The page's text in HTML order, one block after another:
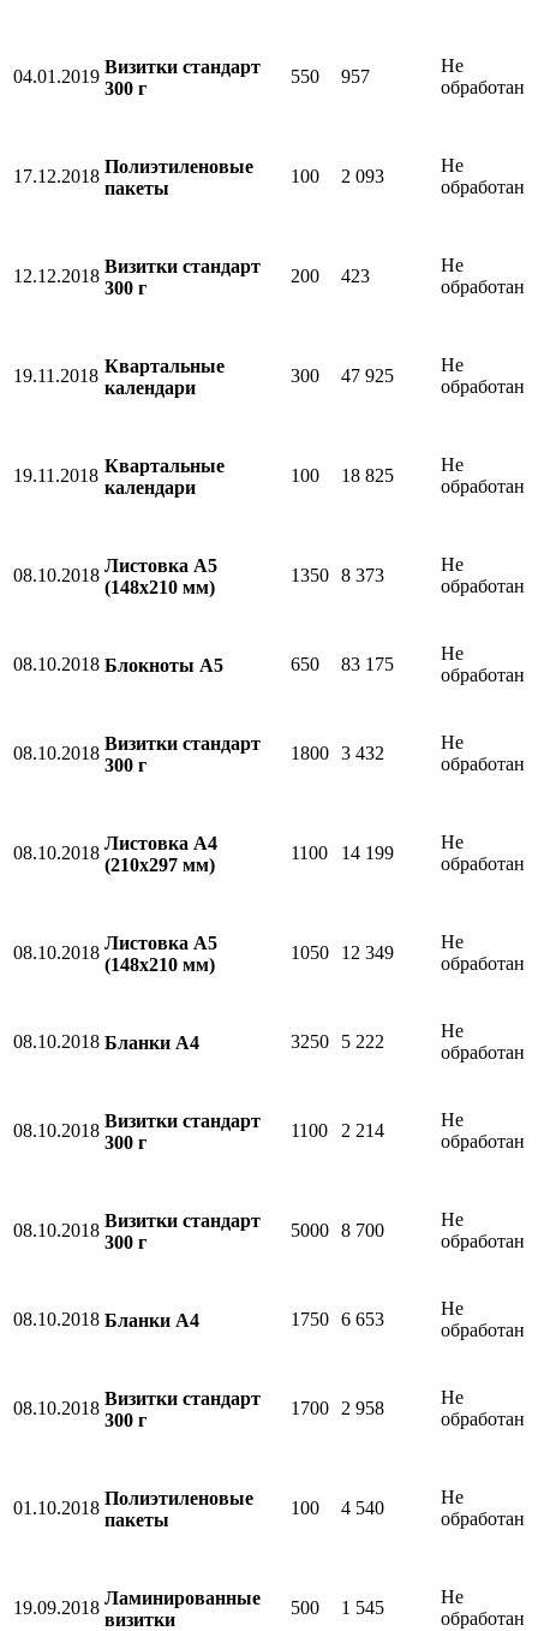
04.01.2019
Визитки стандарт
300 г
550 957
Не
обработан
17.12.2018
Полиэтиленовые
пакеты
100 2 093
Не
обработан
12.12.2018
Визитки стандарт
300 г
200 423
Не
обработан
19.11.2018
Квартальные
календари
300 47 925
Не
обработан
19.11.2018
Квартальные
календари
100 18 825
Не
обработан
08.10.2018
Листовка А5
(148х210 мм)
1350 8 373
Не
обработан
08.10.2018 Блокноты А5 650 83 175
Не
обработан
08.10.2018
Визитки стандарт
300 г
1800 3 432
Не
обработан
08.10.2018
Листовка А4
(210х297 мм)
1100 14 199
Не
обработан
08.10.2018
Листовка А5
(148х210 мм)
1050 12 349
Не
обработан
08.10.2018 Бланки А4 3250 5 222
Не
обработан
08.10.2018
Визитки стандарт
300 г
1100 2 214
Не
обработан
08.10.2018
Визитки стандарт
300 г
5000 8 700
Не
обработан
08.10.2018 Бланки А4 1750 6 653
Не
обработан
08.10.2018
Визитки стандарт
300 г
1700 2 958
Не
обработан
01.10.2018
Полиэтиленовые
пакеты
100 4 540
Не
обработан
19.09.2018
Ламинированные
визитки
500 1 545
Не
обработан